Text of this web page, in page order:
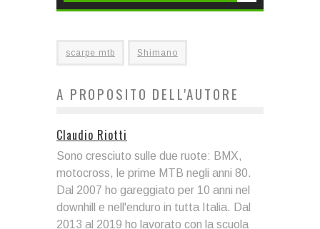
scarpe mtb Shimano
A PROPOSITO DELL'AUTORE
Claudio Riotti
Sono cresciuto sulle due ruote: BMX,
motocross, le prime MTB negli anni 80.
Dal 2007 ho gareggiato per 10 anni nel
downhill e nell'enduro in tutta Italia. Dal
2013 al 2019 ho lavorato con la scuola